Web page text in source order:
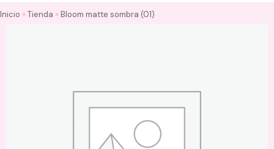
Inicio » Tienda » Bloom matte sombra (01)